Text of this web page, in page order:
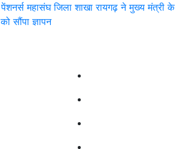
पेंशनर्स महासंघ जिला शाखा रायगढ़ ने मुख्य मंत्री के
सौंपा ज्ञापन